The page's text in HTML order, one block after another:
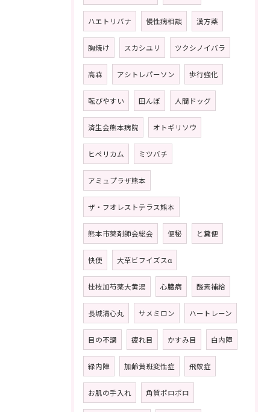
ハエトリバナ 慢性病相談 漢方薬
胸焼け スカシユリ ツクシノイバラ
高森 アシトレパーソン 歩行強化
転びやすい 田んぼ 人間ドッグ
済生会熊本病院 オトギリソウ
ヒペリカム ミツバチ
アミュプラザ熊本
ザ・フオレストテラス熊本
熊本市薬剤師会総会 便秘 と糞便
快便 大草ビフイズスα
桂枝加芍薬大黄湯 心臓病 酸素補給
長城清心丸 サメミロン ハートレーン
目の不調 疲れ目 かすみ目 白内障
緑内障 加齢黄班変性症 飛蚊症
お肌の手入れ 角質ポロポロ